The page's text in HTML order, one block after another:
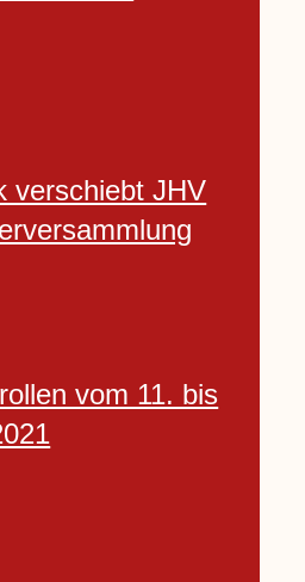
verschiebt JHV
vom 11. bis